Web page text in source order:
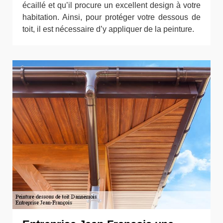
écaillé et qu’il procure un excellent design à votre
habitation. Ainsi, pour protéger votre dessous de
toit, il est nécessaire d’y appliquer de la peinture.